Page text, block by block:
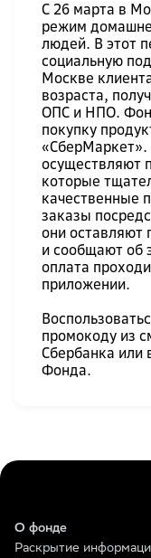
С 26 марта в
режим
людей. В этот
социальную
Москве
возраста,
ОПС и НПО.
покупку
«СберМаркет».
осуществляют
которые
качественные
заказы
они оставляют
и сообщают об
оплата
приложении.
промокоду из
Сбербанка или
Фонда.
О фонде
Раскрытие